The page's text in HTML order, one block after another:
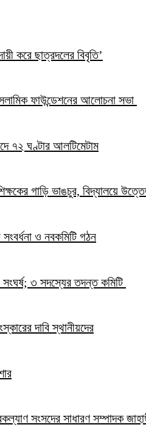
করে ছাত্রদলের বিবৃতি’
ফাউন্ডেশনের আলোচনা সভা
৭২ ঘণ্টার আলটিমেটাম
গাড়ি ভাঙচুর, বিদ্যালয়ে
সংবর্ধনা ও নবকমিটি গঠন
৩ সদস্যের তদন্ত কমিটি
দাবি স্থানীয়দের
সংসদের সাধারণ সম্পাদক